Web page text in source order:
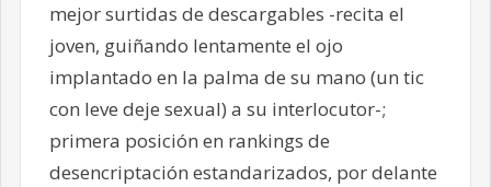
mejor surtidas de descargables -recita el
joven, guiñando lentamente el ojo
implantado en la palma de su mano (un tic
con leve deje sexual) a su interlocutor-;
primera posición en rankings de
desencriptación estandarizados, por delante